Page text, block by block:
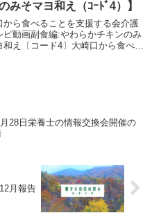
みそマヨ和え（ｺｰﾄﾞ4）】
から食べることを支援する会介護
ピ動画副食編:やわらかチキンのみ
和え〔コード4〕大崎口から食べる
28日栄養士の情報交換会開催の
月報告